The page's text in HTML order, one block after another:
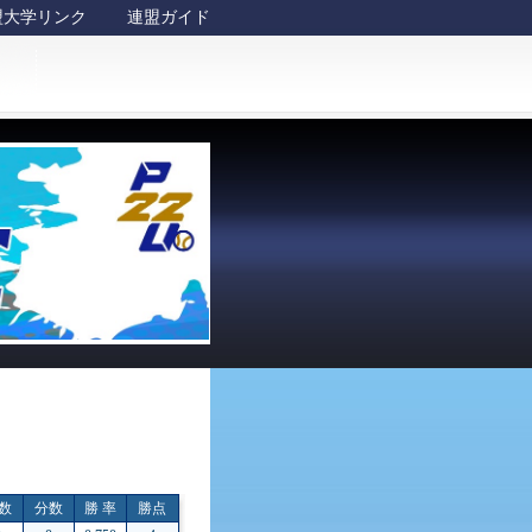
学リンク 連盟ガイド
分数 勝 率
勝点